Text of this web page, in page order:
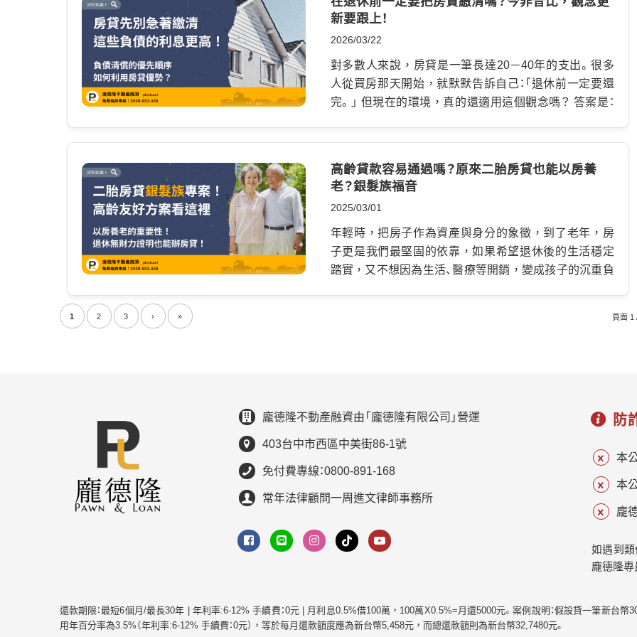
書，生活與家裡越來越遠。 這些年，林先生一直用自己
的積蓄與退休金撐著。 但退休之後，收入不再像以前穩
定，身體也越來越差，房貸卻還沒結束。 真正可怕的，
不是負債。 而是銀行催繳通知寄來時，你突然發現自己
已經沒有力氣再扛了。 台北二胎房貸為什麼是唯一選擇？
當時林先生最怕的，不是欠錢，而是房子被法拍。 因為
活，銀行對這類型客戶通常會比較保守。 尤其原本就還
有房貸的情況下，要再申請台北二胎房貸或轉貸，難度
本來就高。 銀行在意的是： …
種方式，就是「高齡二胎」。 這篇文章會用簡單好懂的方
式，帶你了解兩者差異，幫助你規劃退休生活。 什麼是
以房養老？ 以房養老，正式名稱常被稱為「逆向房貸」。
意思是： 不是你每月繳房貸給銀行，而是銀行每月撥一筆
錢給你。 你把名下房屋提供給銀行做擔保，銀行依照房
屋價值、年齡、年限等條件，按月撥款，作為退休生活費
限制 年滿60歲 年滿20-65歲 付款方式 每月撥款 一次付
清 借款餘額 依照貸款時間遞增 依照貸款時間遞減 承擔
風險 借款人壽命未知 借款人逾期違約 以房養老最大的特
色 對退休族來說，以房養老最吸引人的地方，通常有這
幾點： 1.…
新要跟上！
2026/03/22
對多數人來說，房貸是一筆長達20－40年的支出。很多
人從買房那天開始，就默默告訴自己：「退休前一定要還
完。」 但現在的環境，真的還適用這個觀念嗎？ 答案是：
高齡貸款容易通過嗎？原來二胎房貸也能以房養
老？銀髮族福音
2025/03/01
年輕時，把房子作為資產與身分的象徵，到了老年，房
子更是我們最堅固的依靠，如果希望退休後的生活穩定
踏實，又不想因為生活、醫療等開銷，變成孩子的沉重負
穩定的收入來源」，而退休人士離開原本崗位，除了退休
金，也難再有其他收入，銀行也會擔心年長者在「還款期
滿」之前就過世，因此許多銀行會規定「貸款人年齡」加上
「貸款年限」，不得大於75，等於到了60歲申請房貸，只
能取得約15-20年期限，而到了70歲成功核貸的機率就更
低了。 以房養老怎麼提供退休收入？ 以房養老是一種「逆
向抵押貸款」，需要先把名下的房產抵押給銀行，然後每
月可以從銀行領出一筆錢，屋主不用搬出去，仍舊可以
正常住在房子裡，一直到房屋所有權人過世，或是約定
有意繼承房產，需要自己清償以房養老貸款，塗銷抵押
頁面 1
1 2 3 › »
龐德隆不動產融資由「龐德隆有限公司」營運
403台中市西區中美街86-1號
免付費專線：0800-891-168
常年法律顧問一周進文律師事務所
防
本
本
龐
如遇到
龐德隆專
還款期限：最短6個月/最長30年 | 年利率:6-12% 手續費：0元 | 月利息0.5%借100萬，100萬X0.5%=月還5000元。案例說明：假設貸一筆新台幣
用年百分率為3.5%（年利率:6-12% 手續費：0元），等於每月還款額度應為新台幣5,458元，而總還款額則為新台幣32,7480元。